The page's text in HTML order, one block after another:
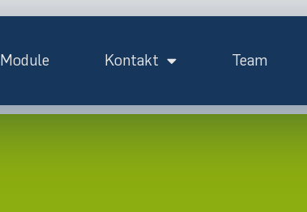
Module Kontakt Team